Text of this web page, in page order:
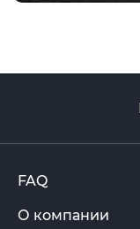
FAQ
О компании